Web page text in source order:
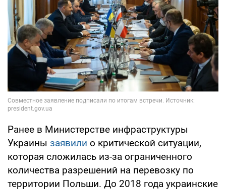
Ранее в Министерстве инфраструктуры
Украины заявили о критической ситуации,
которая сложилась из-за ограниченного
количества разрешений на перевозку по
территории Польши. До 2018 года украинские